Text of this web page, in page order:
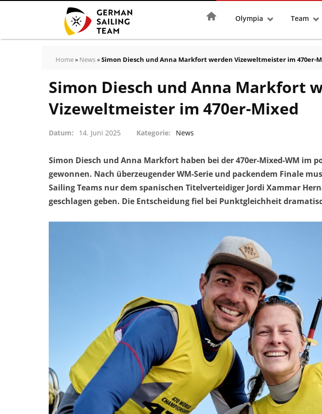
StartseiteOlympia Team
Home» News»Simon Diesch und Anna Markfort werden Vizeweltmeister im 470er-
Simon Diesch und Anna Markfort
Vizeweltmeister im 470er-Mixed
Datum 14. Juni 2025 Kategorie News
Simon Diesch und Anna Markfort haben bei der 470er-Mixed-WM im
gewonnen. Nach überzeugender WM-Serie und packendem Finale
Sailing Teams nur dem spanischen Titelverteidiger Jordi Xammar
geschlagen geben. Die Entscheidung fiel bei Punktgleichheit